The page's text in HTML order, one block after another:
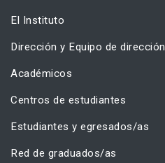
El Instituto
Dirección y Equipo de dirección
Académicos
Centros de estudiantes
Estudiantes y egresados/as
Red de graduados/as